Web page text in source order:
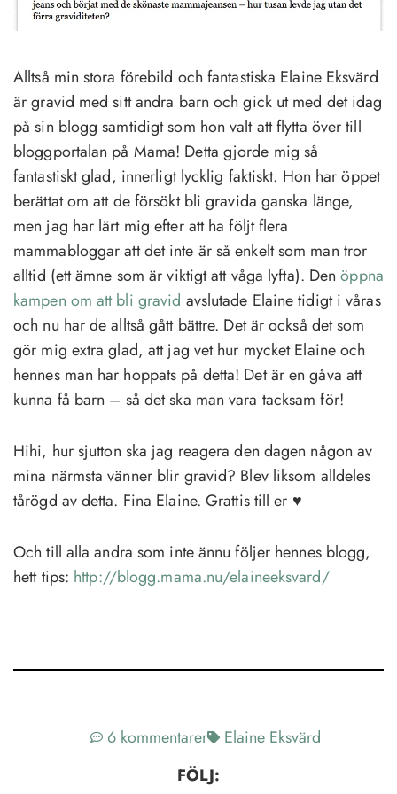
Alltså min stora förebild och fantastiska Elaine Eksvärd
är gravid med sitt andra barn och gick ut med det idag
på sin blogg samtidigt som hon valt att flytta över till
bloggportalan på Mama! Detta gjorde mig så
fantastiskt glad, innerligt lycklig faktiskt. Hon har öppet
berättat om att de försökt bli gravida ganska länge,
men jag har lärt mig efter att ha följt flera
mammabloggar att det inte är så enkelt som man tror
alltid (ett ämne som är viktigt att våga lyfta). Denöppna
kampen om att bli gravid avslutade Elaine tidigt i våras
och nu har de alltså gått bättre. Det är också det som
gör mig extra glad, att jag vet hur mycket Elaine och
hennes man har hoppats på detta! Det är en gåva att
kunna få barn – så det ska man vara tacksam för!
Hihi, hur sjutton ska jag reagera den dagen någon av
mina närmsta vänner blir gravid? Blev liksom alldeles
tårögd av detta. Fina Elaine. Grattis till er ♥
Och till alla andra som inte ännu följer hennes blogg,
hett tips: http://blogg.mama.nu/elaineeksvard/
6 kommentarer
Elaine Eksvärd
FÖLJ: